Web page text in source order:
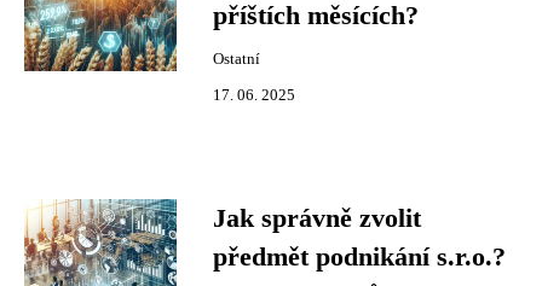
příštích měsících?
Ostatní
17. 06. 2025
Jak správně zvolit
předmět podnikání s.r.o.?